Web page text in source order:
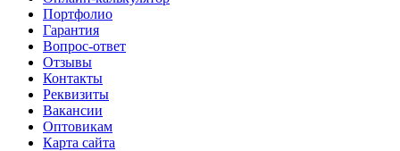
Портфолио
Гарантия
Вопрос-ответ
Отзывы
Контакты
Реквизиты
Вакансии
Оптовикам
Карта сайта